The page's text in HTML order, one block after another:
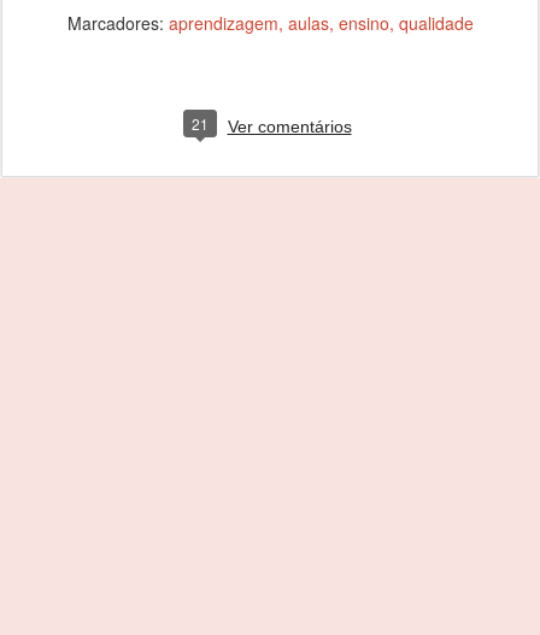
Marcadores: aprendizagem aulas ensino qualidade
21 Ver comentários